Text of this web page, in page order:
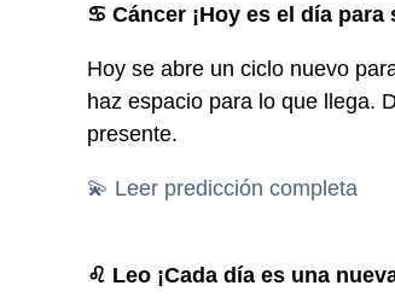
♋ Cáncer ¡Hoy es el día
Hoy se abre un ciclo nuevo
haz espacio para lo que llega.
presente.
💫 Leer predicción completa
♌ Leo ¡Cada día es una